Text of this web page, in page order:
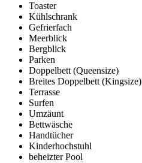
Toaster
Kühlschrank
Gefrierfach
Meerblick
Bergblick
Parken
Doppelbett (Queensize)
Breites Doppelbett (Kingsize)
Terrasse
Surfen
Umzäunt
Bettwäsche
Handtücher
Kinderhochstuhl
beheizter Pool